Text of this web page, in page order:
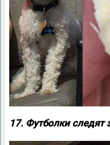
17. Футболки следят